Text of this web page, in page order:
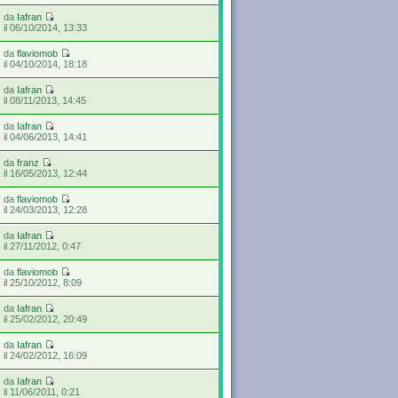
da Iafran
il 06/10/2014, 13:33
daflaviomob
il 04/10/2014, 18:18
da Iafran
il 08/11/2013, 14:45
da Iafran
il 04/06/2013, 14:41
dafranz
il 16/05/2013, 12:44
daflaviomob
il 24/03/2013, 12:28
da Iafran
il 27/11/2012, 0:47
daflaviomob
il 25/10/2012, 8:09
da Iafran
il 25/02/2012, 20:49
da Iafran
il 24/02/2012, 16:09
da Iafran
il 11/06/2011, 0:21